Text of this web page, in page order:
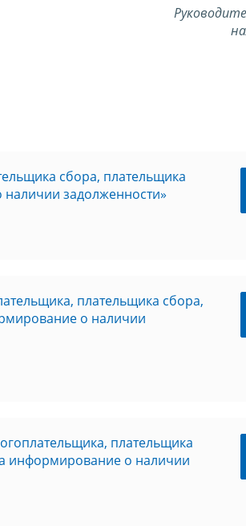
сбора, плательщика
наличии задолженности»
плательщика сбора,
о наличии
плательщика
информирование о наличии